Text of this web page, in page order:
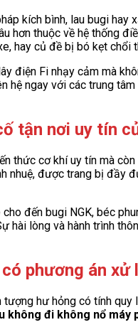
kích bình, lau bugi
hơn thuộc về hệ thống
hay củ đề bị bó kẹt chổi
điện Fi nhạy cảm mà
hệ ngay với các trung
tận nơi uy tín
thức cơ khí uy tín mà
nhuệ, được trang bị đầy
đến bugi NGK, béc
hài lòng và hành trình
phương án
hư hỏng có tính
không đi không nổ máy